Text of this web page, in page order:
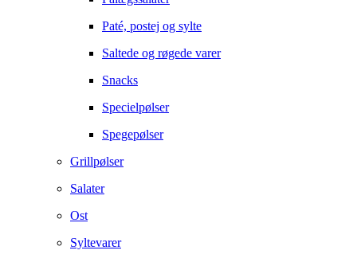
Paté, postej og sylte
Saltede og røgede varer
Snacks
Specielpølser
Spegepølser
Grillpølser
Salater
Ost
Syltevarer